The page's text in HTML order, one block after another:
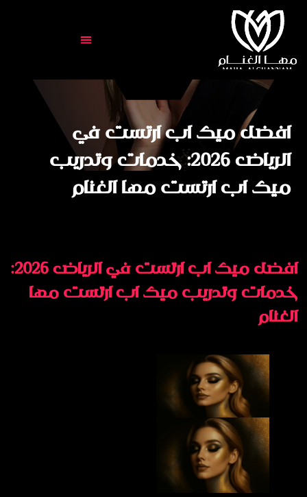
افضل ميك اب ارتست في
الرياض 2026: خدمات وتدريب
ميك اب ارتست مها الغنام
افضل ميك اب ارتست في الرياض 2026:
خدمات وتدريب ميك اب ارتست مها
الغنام